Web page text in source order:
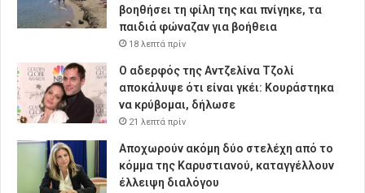
βοηθήσει τη φίλη της και πνίγηκε, τα
παιδιά φώναζαν για βοήθεια
18 λεπτά πρίν
Ο αδερφός της Αντζελίνα Τζολί
αποκάλυψε ότι είναι γκέι: Κουράστηκα
να κρύβομαι, δήλωσε
21 λεπτά πρίν
Αποχωρούν ακόμη δύο στελέχη από το
κόμμα της Καρυστιανού, καταγγέλλουν
έλλειψη διαλόγου